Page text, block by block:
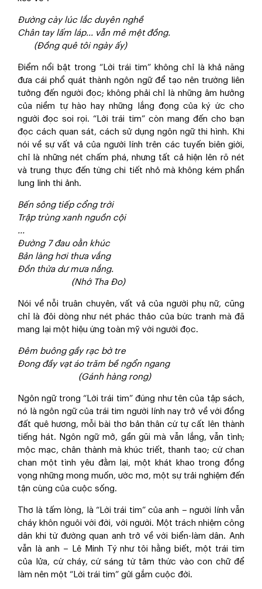
Đường cày lúc lắc duyên nghề
Chân tay lấm láp... vẫn mê mệt đồng.
(Đồng quê tôi ngày ấy)
Điểm nổi bật trong “Lời trái tim” không chỉ là khả năng
đưa cái phổ quát thành ngôn ngữ để tạo nên trường liên
tưởng đến người đọc; không phải chỉ là những âm hưởng
của niềm tự hào hay những lắng đọng của ký ức cho
người đọc soi rọi. “Lời trái tim” còn mang đến cho bạn
đọc cách quan sát, cách sử dụng ngôn ngữ thi hình. Khi
nói về sự vất vả của người lính trên các tuyến biên giới,
chỉ là những nét chấm phá, nhưng tất cả hiện lên rõ nét
và trung thực đến từng chi tiết nhỏ mà không kém phần
lung linh thi ảnh.
Bến sông tiếp cổng trời
Trập trùng xanh nguồn cội
...
Đường 7 đau oằn khúc
Bản làng hơi thưa vắng
Đồn thừa dư mưa nắng.
(Nhớ Tha Đo)
Nói về nỗi truân chuyên, vất vả của người phụ nữ, cũng
chỉ là đôi dòng như nét phác thảo của bức tranh mà đã
mang lại một hiệu ứng toàn mỹ với người đọc.
Đêm buông gầy rạc bờ tre
Đong đầy vạt áo trăm bề ngổn ngang
(Gánh hàng rong)
Ngôn ngữ trong “Lời trái tim” đúng như tên của tập sách,
nó là ngôn ngữ của trái tim người lính nay trở về với đồng
đất quê hương, mỗi bài thơ bản thân cứ tự cất lên thành
tiếng hát. Ngôn ngữ mở, gần gũi mà vẫn lắng, vẫn tình;
mộc mạc, chân thành mà khúc triết, thanh tao; cứ chan
chan một tình yêu đằm lại, một khát khao trong đồng
vọng những mong muốn, ước mơ, một sự trải nghiệm đến
tận cùng của cuộc sống.
Thơ là tấm lòng, là “Lời trái tim” của anh – người lính vẫn
cháy khôn nguôi với đời, với người. Một trách nhiệm công
dân khi từ đường quan anh trở về với biển-làm dân. Anh
vẫn là anh – Lê Minh Tý như tôi hằng biết, một trái tim
của lửa, cứ cháy, cứ sáng từ tâm thức vào con chữ để
làm nên một “Lời trái tim” gửi gắm cuộc đời.